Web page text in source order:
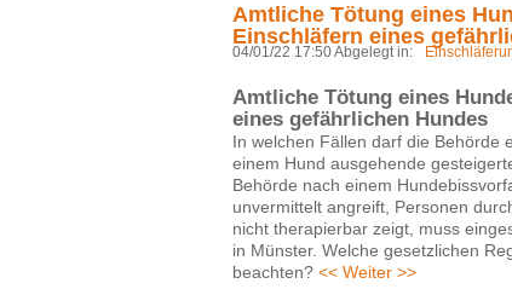
Amtliche Tötung eines
Einschläfern eines
04/01/22 17:50 Abgelegt in:
Amtliche Tötung eines
eines gefährlichen Hundes
In welchen Fällen darf die Behörde
einem Hund ausgehende
Behörde nach einem
unvermittelt angreift, Personen
nicht therapierbar zeigt, muss
in Münster. Welche gesetzlichen
beachten? << Weiter >>